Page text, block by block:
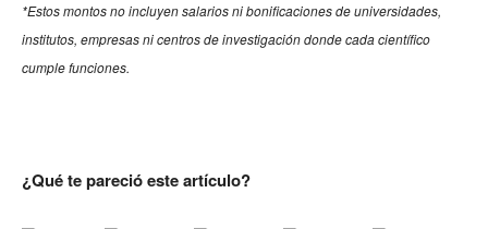
*Estos montos no incluyen salarios ni bonificaciones de universidades,
institutos, empresas ni centros de investigación donde cada científico
cumple funciones.
¿Qué te pareció este artículo?